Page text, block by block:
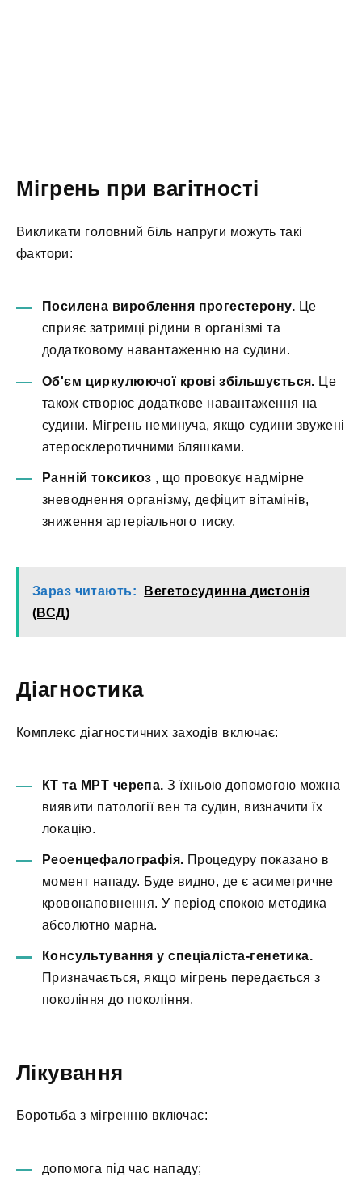
Мігрень при вагітності
Викликати головний біль напруги можуть такі
фактори:
Посилена вироблення прогестерону.Це
сприяє затримці рідини в організмі та
додатковому навантаженню на судини.
Об'єм циркулюючої крові збільшується. Це
також створює додаткове навантаження на
судини. Мігрень неминуча, якщо судини звужені
атеросклеротичними бляшками.
Ранній токсикоз , що провокує надмірне
зневоднення організму, дефіцит вітамінів,
зниження артеріального тиску.
Зараз читають:
Вегетосудинна дистонія
(ВСД)
Діагностика
Комплекс діагностичних заходів включає:
КТ та МРТ черепа. З їхньою допомогою можна
виявити патології вен та судин, визначити їх
локацію.
Реоенцефалографія. Процедуру показано в
момент нападу. Буде видно, де є асиметричне
кровонаповнення. У період спокою методика
абсолютно марна.
Консультування у спеціаліста-генетика.
Призначається, якщо мігрень передається з
покоління до покоління.
Лікування
Боротьба з мігренню включає:
допомога під час нападу;